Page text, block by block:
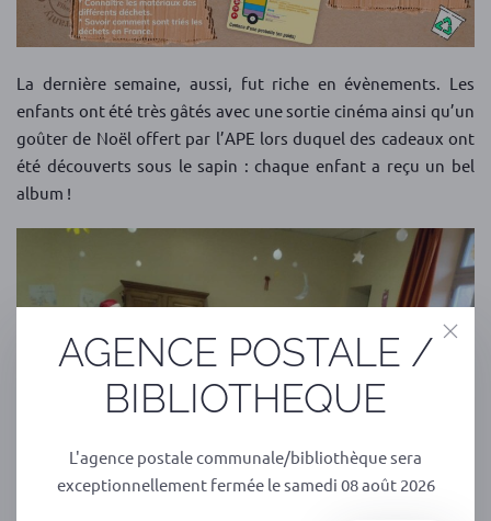
La dernière semaine, aussi, fut riche en évènements. Les
enfants ont été très gâtés avec une sortie cinéma ainsi qu’un
goûter de Noël offert par l’APE lors duquel des cadeaux ont
été découverts sous le sapin : chaque enfant a reçu un bel
album !
AGENCE POSTALE /
BIBLIOTHEQUE
L'agence postale communale/bibliothèque sera
exceptionnellement fermée le samedi 08 août 2026